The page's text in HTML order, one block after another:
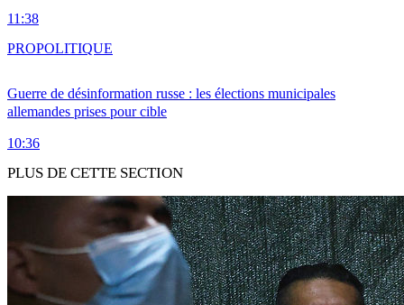
11:38
Guerre de désinformation russe : les élections municipales
allemandes prises pour cible
10:36
PROPOLITIQUE
PLUS DE CETTE SECTION